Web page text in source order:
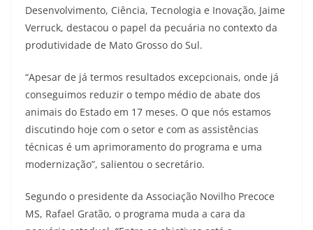
Desenvolvimento, Ciência, Tecnologia e Inovação, Jaime
Verruck, destacou o papel da pecuária no contexto da
produtividade de Mato Grosso do Sul.
“Apesar de já termos resultados excepcionais, onde já
conseguimos reduzir o tempo médio de abate dos
animais do Estado em 17 meses. O que nós estamos
discutindo hoje com o setor e com as assistências
técnicas é um aprimoramento do programa e uma
modernização”, salientou o secretário.
Segundo o presidente da Associação Novilho Precoce
MS, Rafael Gratão, o programa muda a cara da